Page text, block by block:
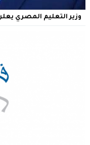
وزير التعليم المصري يعلن